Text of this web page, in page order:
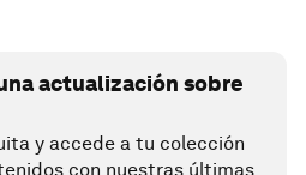
actualización sobre
y accede a tu colección
con nuestras últimas